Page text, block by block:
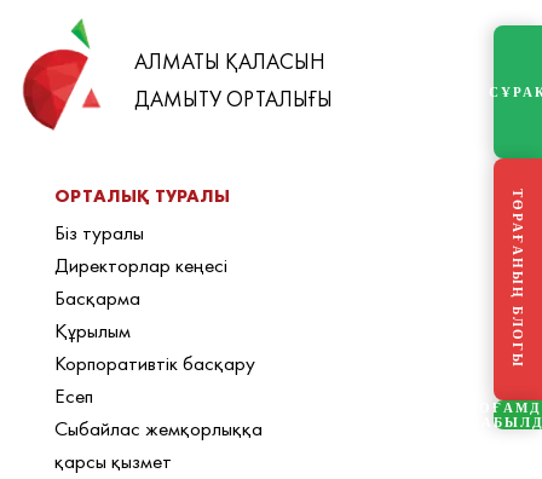
АЛМАТЫ ҚАЛАСЫН
ДАМЫТУ ОРТАЛЫҒЫ
ОРТАЛЫҚ ТУРАЛЫ
Біз туралы
Директорлар кеңесі
Басқарма
Құрылым
Корпоративтік басқару
Есеп
Сыбайлас жемқорлыққа
қарсы қызмет
ТӨРАҒАНЫҢ БЛОГЫ